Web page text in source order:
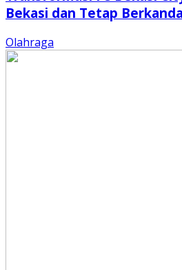
Bekasi dan Tetap
Olahraga